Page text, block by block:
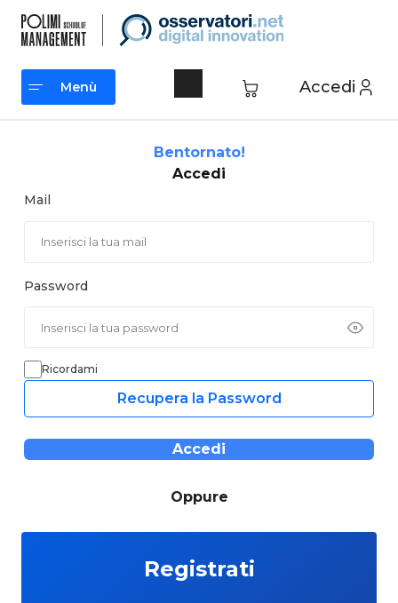
contenuto
Accedi
Menù
Bentornato!
Accedi
Mail
Password
Ricordami
Recupera la Password
Accedi
Oppure
Registrati